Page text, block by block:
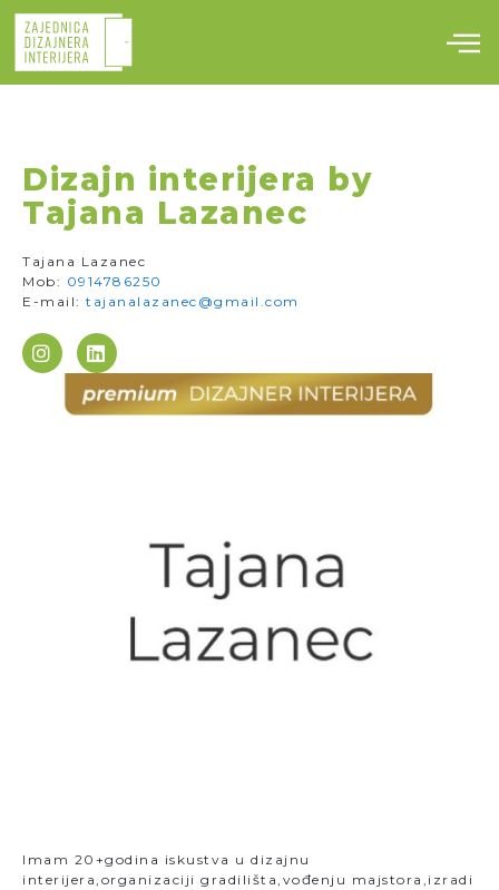
Skip
content
Dizajn interijera by
Tajana Lazanec
Tajana Lazanec
Mob: 0914786250
E-mail: tajanalazanec@gmail.com
I
n
L
i
k
e
Imam 20+godina iskustva u dizajnu
interijera,organizaciji gradilišta,vođenju majstora,izradi